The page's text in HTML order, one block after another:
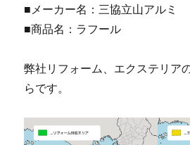
■メーカー名：三協立山アルミ
■商品名：ラフール
弊社リフォーム、エクステリア
らです。